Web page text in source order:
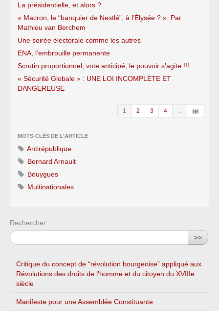
La présidentielle, et alors ?
« Macron, le “banquier de Nestlé”, à l’Élysée ? ». Par
Mathieu van Berchem
Une soirée électorale comme les autres
ENA, l’embrouille permanente
Scrutin proportionnel, vote anticipé, le pouvoir s’agite !!!
« Sécurité Globale » : UNE LOI INCOMPLÈTE ET
DANGEREUSE
1 2 3 4 ...
MOTS-CLÉS DE L'ARTICLE
Antirépublique
Bernard Arnault
Bouygues
Multinationales
Rechercher :
>>
Critique du concept de “révolution bourgeoise” appliqué aux
Révolutions des droits de l’homme et du citoyen du XVIIIe
siècle
Manifeste pour une Assemblée Constituante